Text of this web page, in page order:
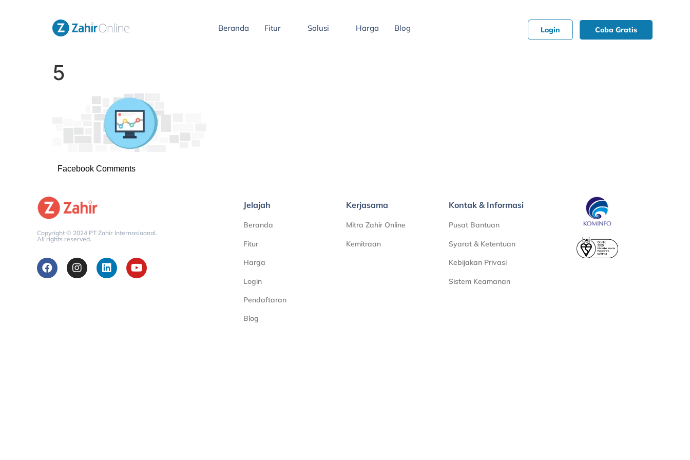
Beranda Fitur Solusi Harga Blog Login Coba Gratis
5
Facebook Comments
Copyright © 2024 PT Zahir Internasiaonal.
All rights reserved.
Jelajah
Beranda
Fitur
Harga
Login
Pendaftaran
Blog
Kerjasama
Mitra Zahir Online
Kemitraan
Kontak & Informasi
Pusat Bantuan
Syarat & Ketentuan
Kebijakan Privasi
Sistem Keamanan